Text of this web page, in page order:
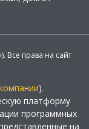
Все права на сайт
).
платформу
программных
на